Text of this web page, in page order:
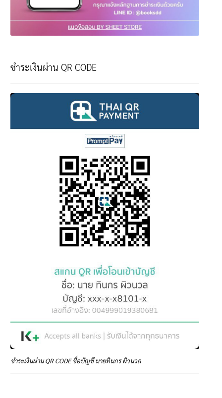
ชำระเงินผ่าน QR CODE
ชำระเงินผ่าน QR CODE ชื่อบัญชี นายทินกร ผิวนวล